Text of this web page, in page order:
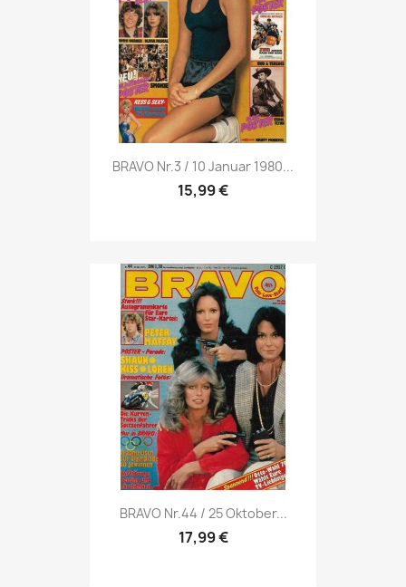
Vorschau
BRAVO Nr.3 / 10 Januar 1980...
15,99 €
Vorschau
BRAVO Nr.44 / 25 Oktober...
17,99 €